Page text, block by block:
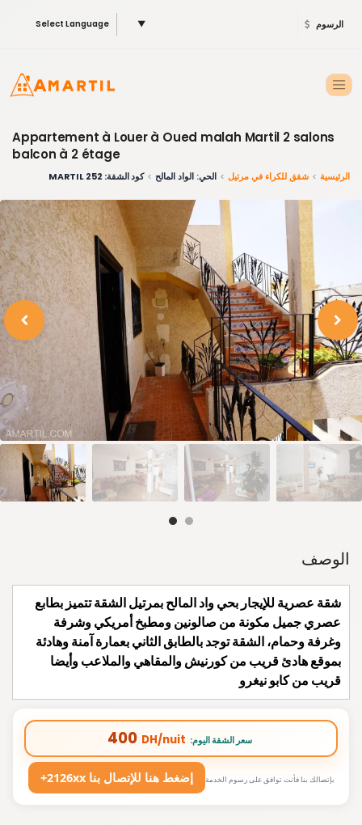
Select Language ▼ الرسوم
Appartement à Louer à Oued malah Martil 2 salons
balcon à 2 étage
الرئيسية شقق للكراء في مرتيل الحي: الواد المالح كود الشقة: 252 MARTIL
الوصف
شقة عصرية للإيجار بحي واد المالح بمرتيل الشقة تتميز بطابع
عصري جميل مكونة من صالونين ومطبخ أمريكي وشرفة
وغرفة وحمام، الشقة توجد بالطابق الثاني بعمارة آمنة وهادئة
بموقع هادئ قريب من كورنيش والمقاهي والملاعب وأيضا
قريب من كابو نيغرو
400 DH/nuit :سعر الشقة اليوم
+2126xx إضغط هنا للإتصال بنا بإتصالك بنا فأنت توافق على رسوم الخدمة